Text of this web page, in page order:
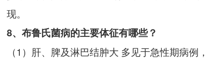
现。
8、布鲁氏菌病的主要体征有哪些？
（1）肝、脾及淋巴结肿大 多见于急性期病例，